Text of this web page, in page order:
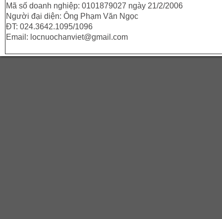
Mã số doanh nghiệp: 0101879027 ngày 21/2/2006
Người đại diện: Ông Phạm Văn Ngọc
ĐT: 024.3642.1095/1096
Email: locnuochanviet@gmail.com